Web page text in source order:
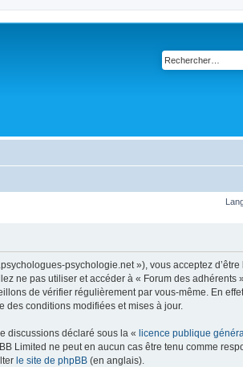
psychologie.net »), vous acceptez
ne pas utiliser et accéder à « Forum des adhérents
de vérifier régulièrement par vous-même. En
des conditions modifiées et mises à jour.
discussions déclaré sous la « licence publique
Limited ne peut en aucun cas être tenu comme
le site de phpBB (en anglais).